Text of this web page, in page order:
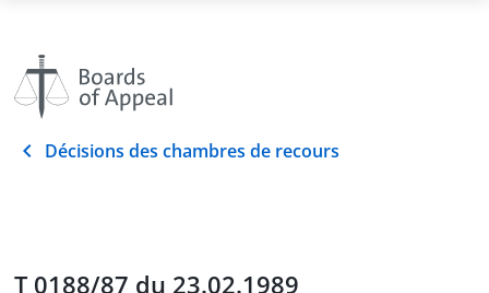
Décisions des chambres de recours
T 0188/87 du 23.02.1989